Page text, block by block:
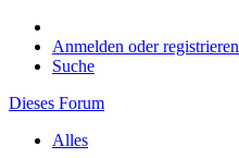
Anmelden oder registrieren
Suche
Dieses Forum
Alles